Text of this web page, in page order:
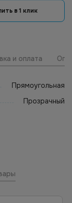
в 1 клик
и оплата
Прямоугольная
Прозрачный